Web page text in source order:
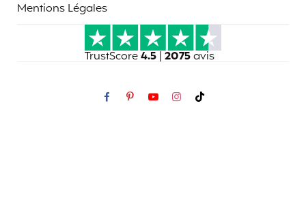
Mentions Légales
TrustScore4.5 | 2075avis